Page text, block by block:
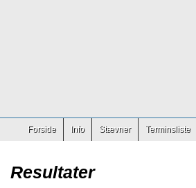
Forside Info Stævner Terminsliste
Resultater